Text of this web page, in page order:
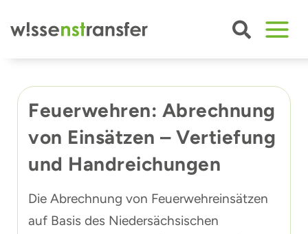
springen
Feuerwehren: Abrechnung
von Einsätzen – Vertiefung
und Handreichungen
Die Abrechnung von Feuerwehreinsätzen
auf Basis des Niedersächsischen